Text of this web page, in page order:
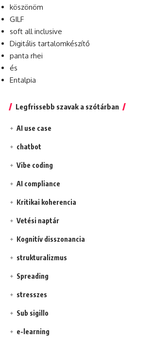
köszönöm
GILF
soft all inclusive
Digitális tartalomkészítő
panta rhei
és
Entalpia
Legfrissebb szavak a szótárban
AI use case
chatbot
Vibe coding
AI compliance
Kritikai koherencia
Vetési naptár
Kognitív disszonancia
strukturalizmus
Spreading
stresszes
Sub sigillo
e-learning